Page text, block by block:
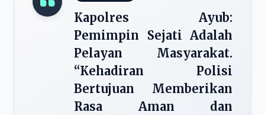
Kapolres Ayub:
Pemimpin Sejati Adalah
Pelayan Masyarakat.
“Kehadiran Polisi
Bertujuan Memberikan
Rasa Aman dan